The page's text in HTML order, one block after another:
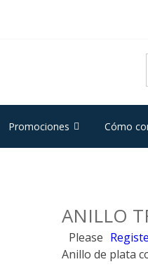
Promociones Cómo
ANILLO
Please
Anillo de plata